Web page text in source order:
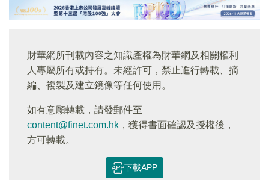
財華網所刊載內容之知識產權為財華網及相關權利
人專屬所有或持有。未經許可，禁止進行轉載、摘
編、複製及建立鏡像等任何使用。
如有意願轉載，請發郵件至
content@finet.com.hk ，獲得書面確認及授權後，
方可轉載。
下載APP